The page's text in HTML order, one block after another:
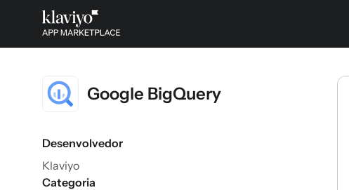
Google BigQuery
Desenvolvedor
Klaviyo
Categoria